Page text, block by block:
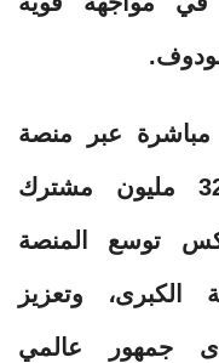
عبر منصة
نتفليكس إلى أكثر من 325 مليون مشترك
توسع المنصة
الكبرى، وتعزيز
جمهور عالمي